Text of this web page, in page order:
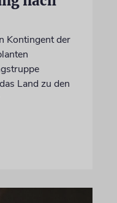
Kontingent der
Land zu den